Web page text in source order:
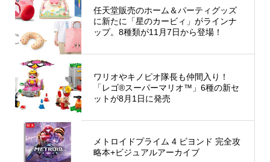
任天堂販売のホーム＆パーティグッズ
に新たに「星のカービィ」がラインナ
ップ。8種類が11月7日から登場！
ワリオやキノピオ隊長も仲間入り！
「レゴ®スーパーマリオ™」6種の新セ
ットが8月1日に発売
メトロイドプライム 4 ビヨンド 完全攻
略本+ビジュアルアーカイブ